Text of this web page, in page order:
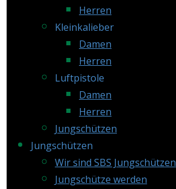
Herren
Kleinkalieber
Damen
Herren
Luftpistole
Damen
Herren
Jungschützen
Jungschützen
Wir sind SBS Jungschützen
Jungschütze werden